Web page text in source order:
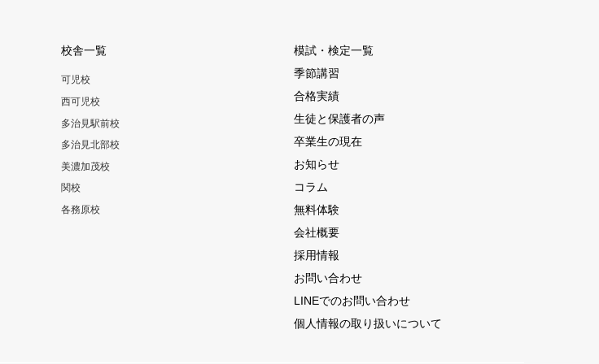
校舎一覧
可児校
西可児校
多治見駅前校
多治見北部校
美濃加茂校
関校
各務原校
模試・検定一覧
季節講習
合格実績
生徒と保護者の声
卒業生の現在
お知らせ
コラム
無料体験
会社概要
採用情報
お問い合わせ
LINEでのお問い合わせ
個人情報の取り扱いについて